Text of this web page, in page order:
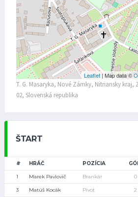
Leaflet| Map data ©
T. G. Masaryka, Nové Zámky, Nitriansky kraj,
02, Slovenská republika
ŠTART
# HRÁČ POZÍCIA
1 Marek Pavlovič Brankár 0
3 Matúš Kocák Pivot 2